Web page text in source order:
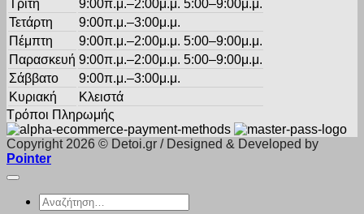
Τρίτη
9:00π.μ.–2:00μ.μ. 5:00–9:00μ.μ.
Τετάρτη
9:00π.μ.–3:00μ.μ.
Πέμπτη
9:00π.μ.–2:00μ.μ. 5:00–9:00μ.μ.
Παρασκευή 9:00π.μ.–2:00μ.μ. 5:00–9:00μ.μ.
Σάββατο
9:00π.μ.–3:00μ.μ.
Κυριακή
Κλειστά
Τρόποι Πληρωμής
Copyright 2026 © Detoi.gr / Designed & Developed by
Pointer
Αναζήτηση